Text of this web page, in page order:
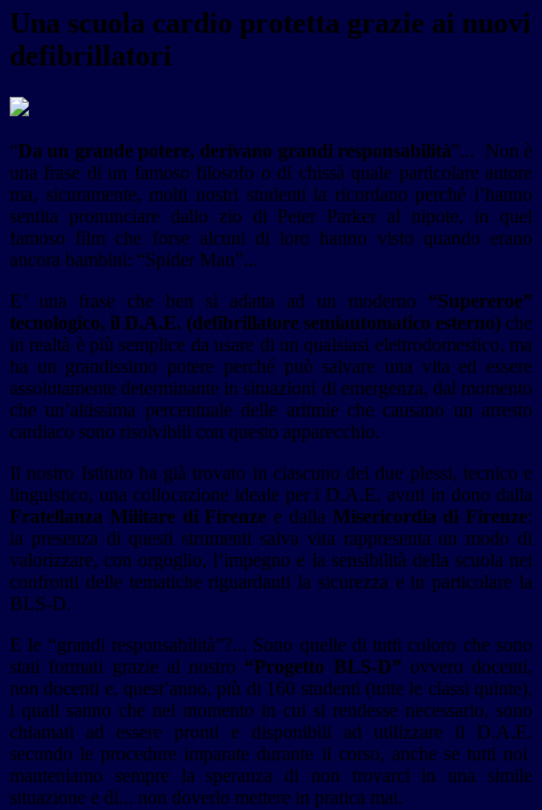
Una scuola cardio protetta grazie ai nuovi
defibrillatori
“Da un grande potere, derivano grandi responsabilità”... Non è
una frase di un famoso filosofo o di chissà quale particolare autore
ma, sicuramente, molti nostri studenti la ricordano perché l’hanno
sentita pronunciare dallo zio di Peter Parker al nipote, in quel
famoso film che forse alcuni di loro hanno visto quando erano
ancora bambini: “Spider Man”...
E’ una frase che ben si adatta ad un moderno “Supereroe”
tecnologico, il D.A.E. (defibrillatore semiautomatico esterno) che
in realtà è più semplice da usare di un qualsiasi elettrodomestico, ma
ha un grandissimo potere perché può salvare una vita ed essere
assolutamente determinante in situazioni di emergenza, dal momento
che un’altissima percentuale delle aritmie che causano un arresto
cardiaco sono risolvibili con questo apparecchio.
Il nostro Istituto ha già trovato in ciascuno dei due plessi, tecnico e
linguistico, una collocazione ideale per i D.A.E. avuti in dono dalla
Fratellanza Militare di Firenze e dalla Misericordia di Firenze:
la presenza di questi strumenti salva vita rappresenta un modo di
valorizzare, con orgoglio, l’impegno e la sensibilità della scuola nei
confronti delle tematiche riguardanti la sicurezza e in particolare la
BLS-D.
E le “grandi responsabilità”?... Sono quelle di tutti coloro che sono
stati formati grazie al nostro “Progetto BLS-D” ovvero docenti,
non docenti e, quest’anno, più di 160 studenti (tutte le classi quinte),
i quali sanno che nel momento in cui si rendesse necessario, sono
chiamati ad essere pronti e disponibili ad utilizzare il D.A.E.
secondo le procedure imparate durante il corso, anche se tutti noi
manteniamo sempre la speranza di non trovarci in una simile
situazione e di... non doverlo mettere in pratica mai.